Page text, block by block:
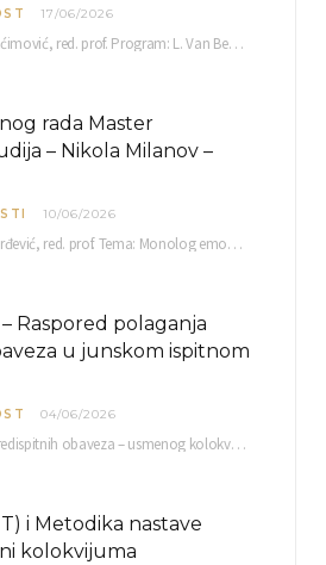
17/06/2026
Mentor: Mr Dragoslav Aćimović, red. prof. Program: L. Van Betoven: Sonata op. 31 br. 2 u…
rada Master
– Nikola Milanov –
10/06/2026
Mentor: Mr Katarina Đorđević, red. prof. Tema: Monolog emocija Sreda, 17. 06. 2026. u 15:30 sati Sala br. 12 Fakulteta umetnosti u Nišu, Kneginje…
Raspored polaganja
u junskom ispitnom
04/06/2026
Raspored polaganja predispitnih obaveza – usmenog kolokvijuma i testa iz slušanja muzike – objavljen je…
i Metodika nastave
kolokvijuma